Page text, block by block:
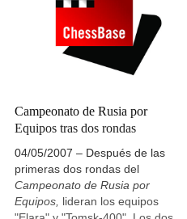
femenina, más apretada, la ganó
Ladya Kazan
, equipo de las
maestras internacionales Alisa
Galliamova, Elena Zaiatz e Inna
Gaponenko, seguido por el
Reportaje final...
Campeonato de Rusia por
Equipos tras dos rondas
04/05/2007 – Después de las
primeras dos rondas del
Campeonato de Rusia por
Equipos, lideran los equipos